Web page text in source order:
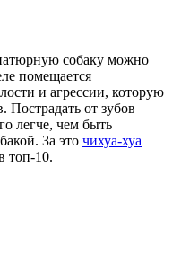
собаку можно
помещается
и агрессии, которую
Пострадать от зубов
легче, чем быть
За это чихуа-хуа
топ-10.